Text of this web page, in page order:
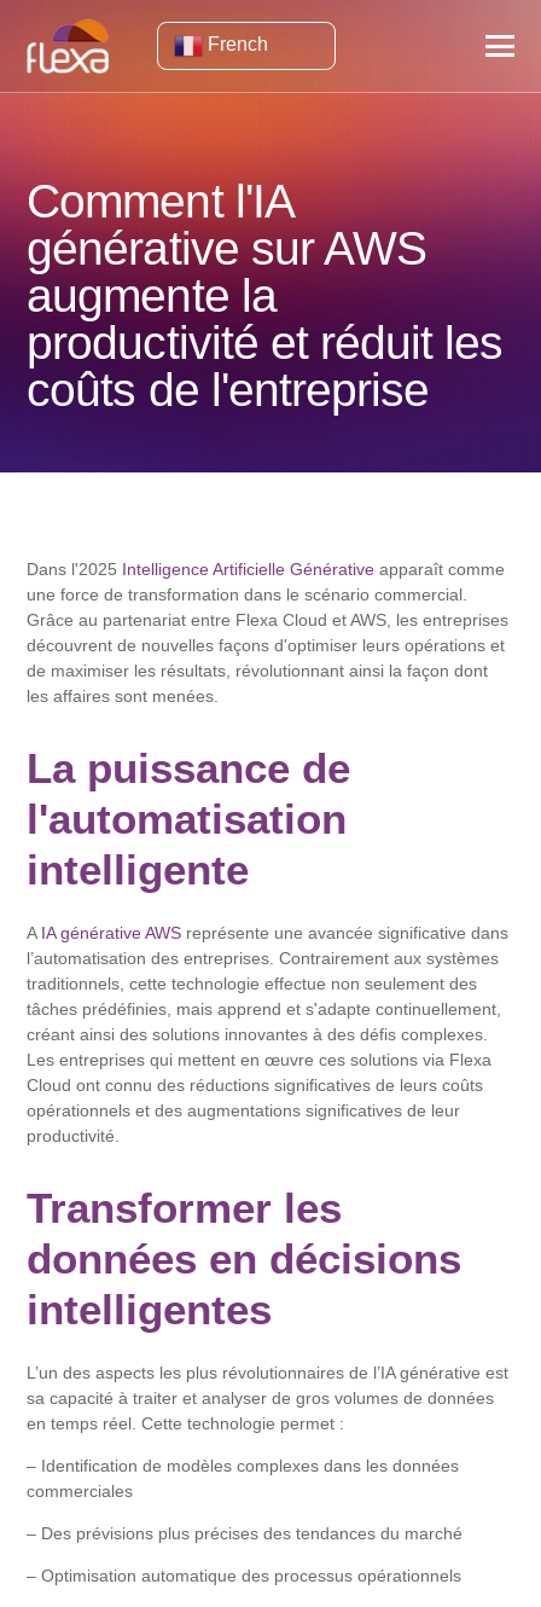
French
Comment l'IA
générative sur AWS
augmente la
productivité et réduit les
coûts de l'entreprise
Dans l'2025 Intelligence Artificielle Générativeapparaît comme
une force de transformation dans le scénario commercial.
Grâce au partenariat entre Flexa Cloud et AWS, les entreprises
découvrent de nouvelles façons d'optimiser leurs opérations et
de maximiser les résultats, révolutionnant ainsi la façon dont
les affaires sont menées.
La puissance de
l'automatisation
intelligente
AIA générative AWS représente une avancée significative dans
l’automatisation des entreprises. Contrairement aux systèmes
traditionnels, cette technologie effectue non seulement des
tâches prédéfinies, mais apprend et s'adapte continuellement,
créant ainsi des solutions innovantes à des défis complexes.
Les entreprises qui mettent en œuvre ces solutions via Flexa
Cloud ont connu des réductions significatives de leurs coûts
opérationnels et des augmentations significatives de leur
productivité.
Transformer les
données en décisions
intelligentes
L’un des aspects les plus révolutionnaires de l’IA générative est
sa capacité à traiter et analyser de gros volumes de données
en temps réel. Cette technologie permet :
– Identification de modèles complexes dans les données
commerciales
– Des prévisions plus précises des tendances du marché
– Optimisation automatique des processus opérationnels